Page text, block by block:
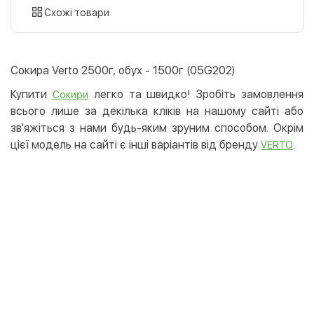
картою
LiqPay
Apple Pay
Google Pay
Безготівковий розрахунок
Безкоштовно
Схожі товари
Сокира Verto 2500г, обух - 1500г (05G202)
Купити Сокири легко та швидко! Зробіть замовлення
всього лише за декілька кліків на нашому сайті або
зв'яжіться з нами будь-яким зруним способом. Окрім
цієї модель на сайті є інші варіантів від бренду VERTO.